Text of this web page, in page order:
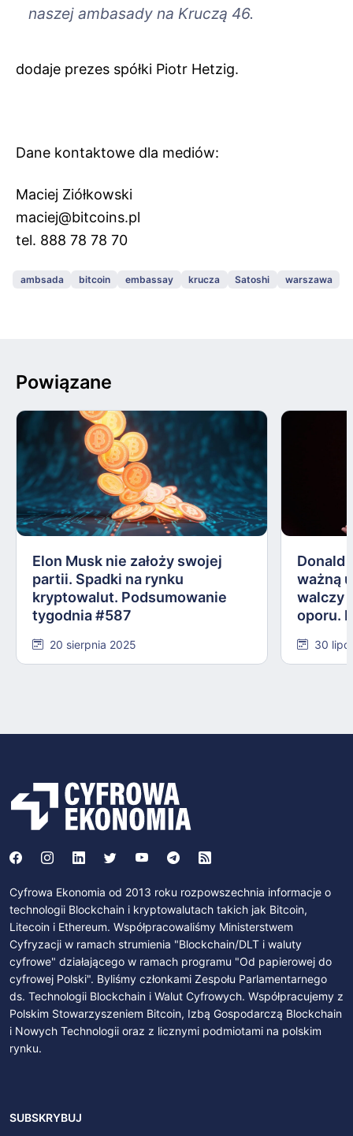
naszej ambasady na Kruczą 46.
dodaje prezes spółki Piotr Hetzig.
Dane kontaktowe dla mediów:
Maciej Ziółkowski
maciej@bitcoins.pl
tel. 888 78 78 70
ambsada bitcoin embassay krucza Satoshi warszawa
Powiązane
Elon Musk nie założy swojej
partii. Spadki na rynku
kryptowalut. Podsumowanie
tygodnia #587
20 sierpnia 2025
Donald
ważną
walczy
oporu.
30
Cyfrowa Ekonomia od 2013 roku rozpowszechnia informacje o
technologii Blockchain i kryptowalutach takich jak Bitcoin,
Litecoin i Ethereum. Współpracowaliśmy Ministerstwem
Cyfryzacji w ramach strumienia "Blockchain/DLT i waluty
cyfrowe" działającego w ramach programu "Od papierowej do
cyfrowej Polski". Byliśmy członkami Zespołu Parlamentarnego
ds. Technologii Blockchain i Walut Cyfrowych. Współpracujemy z
Polskim Stowarzyszeniem Bitcoin, Izbą Gospodarczą Blockchain
i Nowych Technologii oraz z licznymi podmiotami na polskim
rynku.
SUBSKRYBUJ